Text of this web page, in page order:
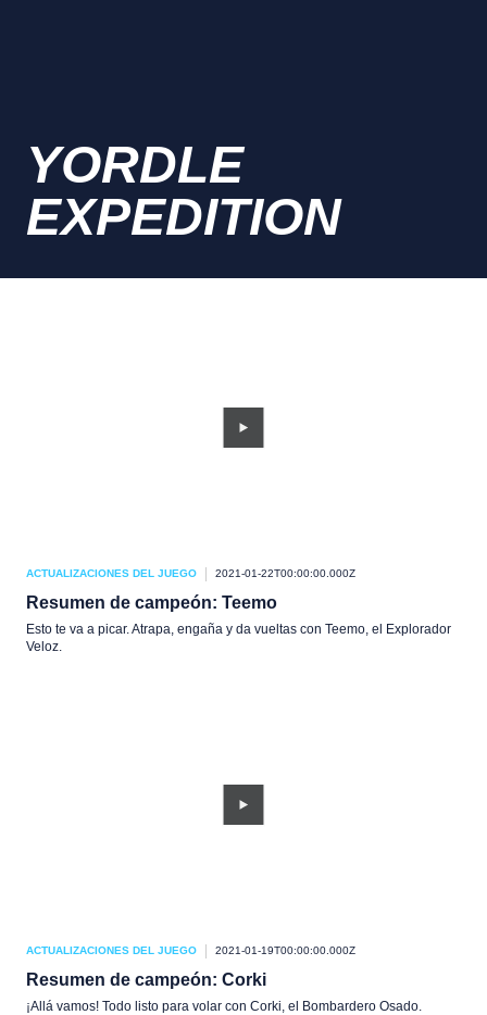
YORDLE
EXPEDITION
ACTUALIZACIONES DEL JUEGO 2021-01-22T00:00:00.000Z
Resumen de campeón: Teemo
Esto te va a picar. Atrapa, engaña y da vueltas con Teemo, el Explorador
Veloz.
ACTUALIZACIONES DEL JUEGO 2021-01-19T00:00:00.000Z
Resumen de campeón: Corki
¡Allá vamos! Todo listo para volar con Corki, el Bombardero Osado.